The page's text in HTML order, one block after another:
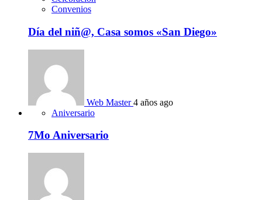
Convenios
Día del niñ@, Casa somos «San Diego»
Web Master 4 años ago
Aniversario
7Mo Aniversario